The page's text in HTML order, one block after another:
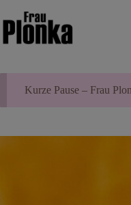
Inhalt
springen
Kurze Pause – Frau